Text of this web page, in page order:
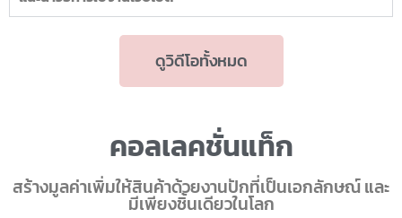
ดูวิดีโอทั้งหมด
คอลเลคชั่นแท็ก
สร้างมูลค่าเพิ่มให้สินค้าด้วยงานปักที่เป็นเอกลักษณ์ และ
มีเพียงชิ้นเดียวในโลก